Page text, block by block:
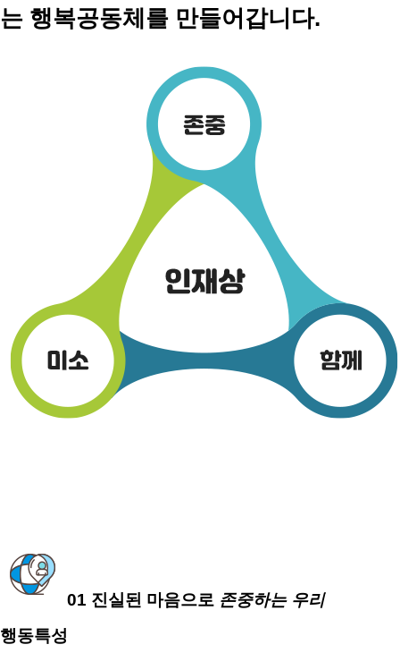
는 행복공동체를 만들어갑니다.
01 진실된 마음으로 존중하는 우리
행동특성